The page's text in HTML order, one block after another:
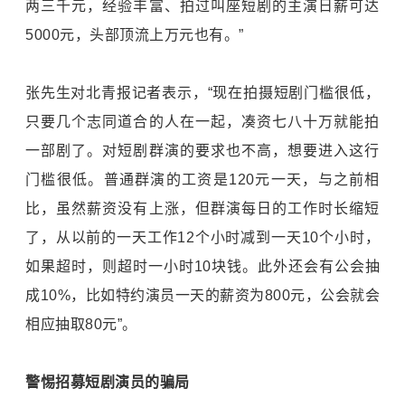
两三千元，经验丰富、拍过叫座短剧的主演日薪可达
5000元，头部顶流上万元也有。”
张先生对北青报记者表示，“现在拍摄短剧门槛很低，
只要几个志同道合的人在一起，凑资七八十万就能拍
一部剧了。对短剧群演的要求也不高，想要进入这行
门槛很低。普通群演的工资是120元一天，与之前相
比，虽然薪资没有上涨，但群演每日的工作时长缩短
了，从以前的一天工作12个小时减到一天10个小时，
如果超时，则超时一小时10块钱。此外还会有公会抽
成10%，比如特约演员一天的薪资为800元，公会就会
相应抽取80元”。
警惕招募短剧演员的骗局